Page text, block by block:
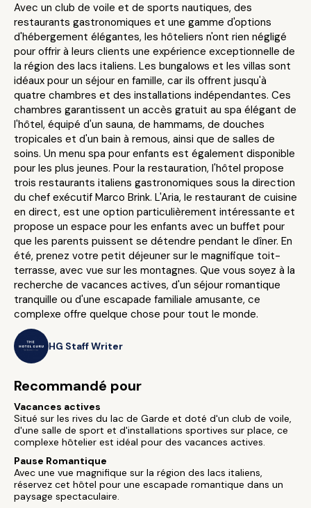
Avec un club de voile et de sports nautiques, des
restaurants gastronomiques et une gamme d'options
d'hébergement élégantes, les hôteliers n'ont rien négligé
pour offrir à leurs clients une expérience exceptionnelle de
la région des lacs italiens. Les bungalows et les villas sont
idéaux pour un séjour en famille, car ils offrent jusqu'à
quatre chambres et des installations indépendantes. Ces
chambres garantissent un accès gratuit au spa élégant de
l'hôtel, équipé d'un sauna, de hammams, de douches
tropicales et d'un bain à remous, ainsi que de salles de
soins. Un menu spa pour enfants est également disponible
pour les plus jeunes. Pour la restauration, l'hôtel propose
trois restaurants italiens gastronomiques sous la direction
du chef exécutif Marco Brink. L'Aria, le restaurant de cuisine
en direct, est une option particulièrement intéressante et
propose un espace pour les enfants avec un buffet pour
que les parents puissent se détendre pendant le dîner. En
été, prenez votre petit déjeuner sur le magnifique toit-
terrasse, avec vue sur les montagnes. Que vous soyez à la
recherche de vacances actives, d'un séjour romantique
tranquille ou d'une escapade familiale amusante, ce
complexe offre quelque chose pour tout le monde.
HG Staff Writer
Recommandé pour
Vacances actives
Situé sur les rives du lac de Garde et doté d'un club de voile,
d'une salle de sport et d'installations sportives sur place, ce
complexe hôtelier est idéal pour des vacances actives.
Pause Romantique
Avec une vue magnifique sur la région des lacs italiens,
réservez cet hôtel pour une escapade romantique dans un
paysage spectaculaire.